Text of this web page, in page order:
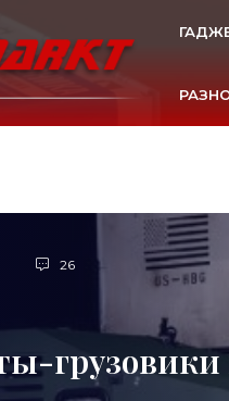
26
грузовики